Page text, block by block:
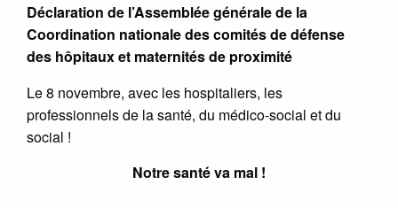
Déclaration de l’Assemblée générale de la
Coordination nationale des comités de défense
des hôpitaux et maternités de proximité
Le 8 novembre, avec les hospitaliers, les
professionnels de la santé, du médico-social et du
social !
Notre santé va mal !